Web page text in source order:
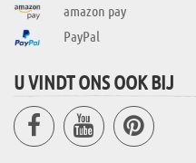
amazon pay
PayPal
U VINDT ONS OOK BIJ